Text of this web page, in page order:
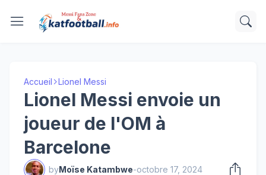
Accueil Lionel Messi
Lionel Messi envoie un
joueur de l'OM à
Barcelone
byMoïse Katambwe-octobre 17, 2024